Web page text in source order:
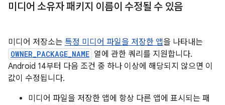
미디어 소유자 패키지 이름이 수정될 수 있음
미디어 저장소는 특정 미디어 파일을 저장한 앱을 나타내는
OWNER_PACKAGE_NAME 열에 관한 쿼리를 지원합니다.
Android 14부터 다음 조건 중 하나 이상에 해당되지 않으면 이
값이 수정됩니다.
미디어 파일을 저장한 앱에 항상 다른 앱에 표시되는 패